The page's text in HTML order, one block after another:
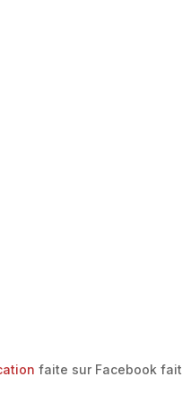
faite sur Facebook